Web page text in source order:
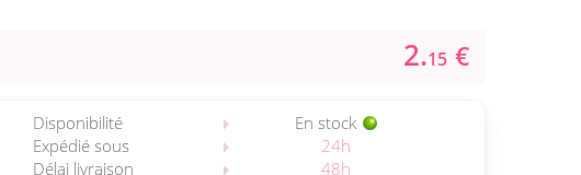
2.15 €
Disponibilité
En stock
Expédié sous
24h
Délai livraison
48h